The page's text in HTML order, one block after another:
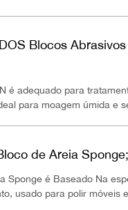
Blocos
é adequado para
para moagem úmida e
de Areia Sponge;
Sponge é Baseado Na
usado para polir móveis